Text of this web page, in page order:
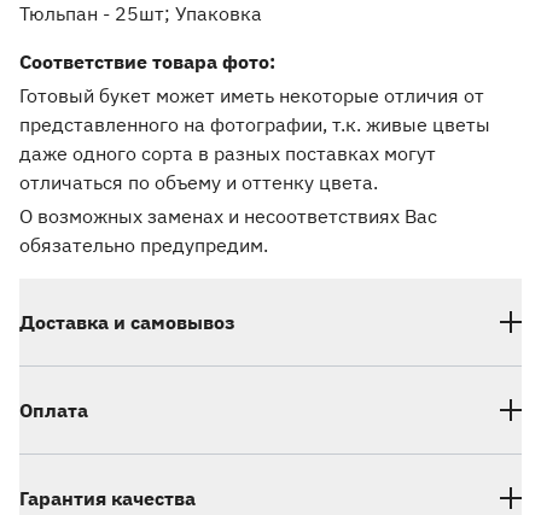
Тюльпан - 25шт; Упаковка
Соответствие товара фото:
Готовый букет может иметь некоторые отличия от
представленного на фотографии, т.к. живые цветы
даже одного сорта в разных поставках могут
отличаться по объему и оттенку цвета.
О возможных заменах и несоответствиях Вас
обязательно предупредим.
Доставка и самовывоз
Оплата
Гарантия качества